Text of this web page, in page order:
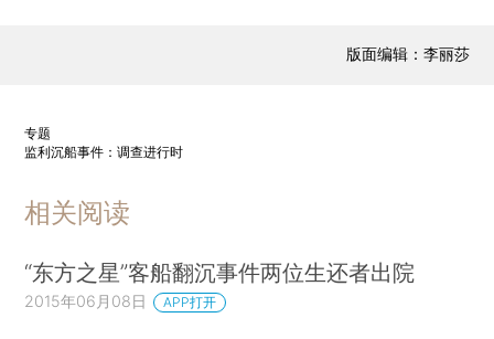
版面编辑：李丽莎
专题
监利沉船事件：调查进行时
相关阅读
“东方之星”客船翻沉事件两位生还者出院
2015年06月08日 APP打开